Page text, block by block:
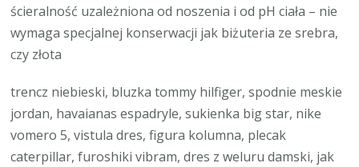
ścieralność uzależniona od noszenia i od pH ciała – nie
wymaga specjalnej konserwacji jak biżuteria ze srebra,
czy złota
trencz niebieski, bluzka tommy hilfiger, spodnie meskie
jordan, havaianas espadryle, sukienka big star, nike
vomero 5, vistula dres, figura kolumna, plecak
caterpillar, furoshiki vibram, dres z weluru damski, jak